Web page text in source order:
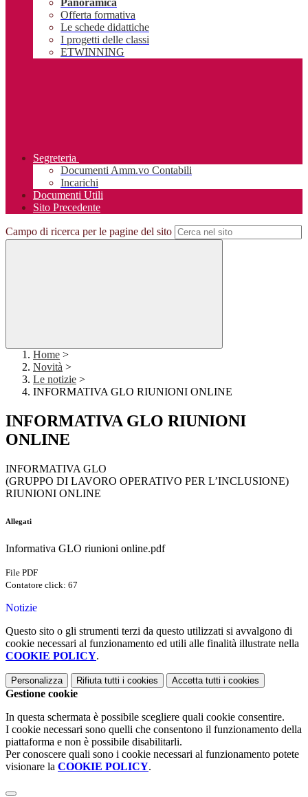
Panoramica
Offerta formativa
Le schede didattiche
I progetti delle classi
ETWINNING
Segreteria
Documenti Amm.vo Contabili
Incarichi
Documenti Utili
Sito Precedente
Campo di ricerca per le pagine del sito
Home >
Novità >
Le notizie >
INFORMATIVA GLO RIUNIONI ONLINE
INFORMATIVA GLO RIUNIONI
ONLINE
INFORMATIVA GLO
(GRUPPO DI LAVORO OPERATIVO PER L’INCLUSIONE)
RIUNIONI ONLINE
Allegati
Informativa GLO riunioni online.pdf
File PDF
Contatore click: 67
Notizie
Questo sito o gli strumenti terzi da questo utilizzati si avvalgono di
cookie necessari al funzionamento ed utili alle finalità illustrate nella
COOKIE POLICY.
Personalizza Rifiuta tutti i cookies Accetta tutti i cookies
Gestione cookie
In questa schermata è possibile scegliere quali cookie consentire.
I cookie necessari sono quelli che consentono il funzionamento della
piattaforma e non è possibile disabilitarli.
Per conoscere quali sono i cookie necessari al funzionamento potete
visionare la COOKIE POLICY.